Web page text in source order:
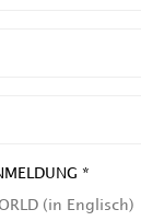
*
(in Englisch)